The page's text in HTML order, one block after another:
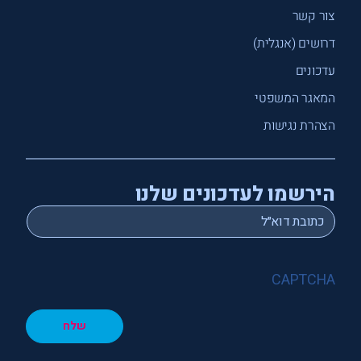
צור קשר
דרושים (אנגלית)
עדכונים
המאגר המשפטי
הצהרת נגישות
הירשמו לעדכונים שלנו
Email
*
CAPTCHA
שלח